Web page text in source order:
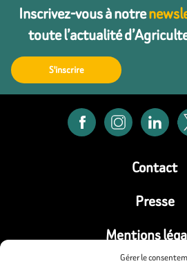
Gérer le
Inscrivez-vous à notre
toute l’actualité
S'inscrire
Contact
Presse
Mentions